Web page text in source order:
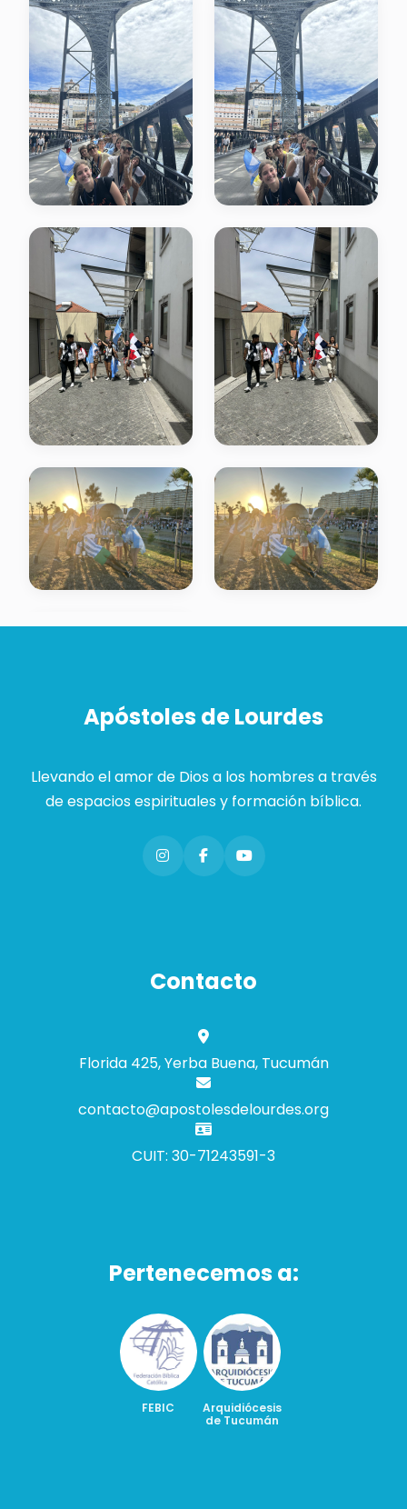
Apóstoles de Lourdes
Llevando el amor de Dios a los hombres a través
de espacios espirituales y formación bíblica.
Contacto
Florida 425, Yerba Buena, Tucumán
contacto@apostolesdelourdes.org
CUIT: 30-71243591-3
Pertenecemos a:
FEBIC
Arquidiócesis
de Tucumán